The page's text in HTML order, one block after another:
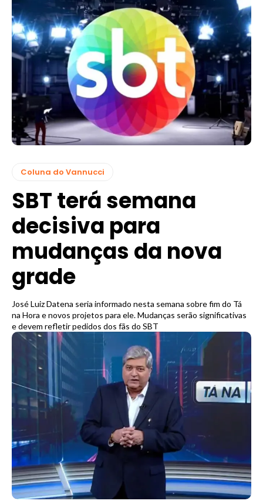
Coluna do Vannucci
SBT terá semana
decisiva para
mudanças da nova
grade
José Luiz Datena seria informado nesta semana sobre fim do Tá
na Hora e novos projetos para ele. Mudanças serão significativas
e devem refletir pedidos dos fãs do SBT